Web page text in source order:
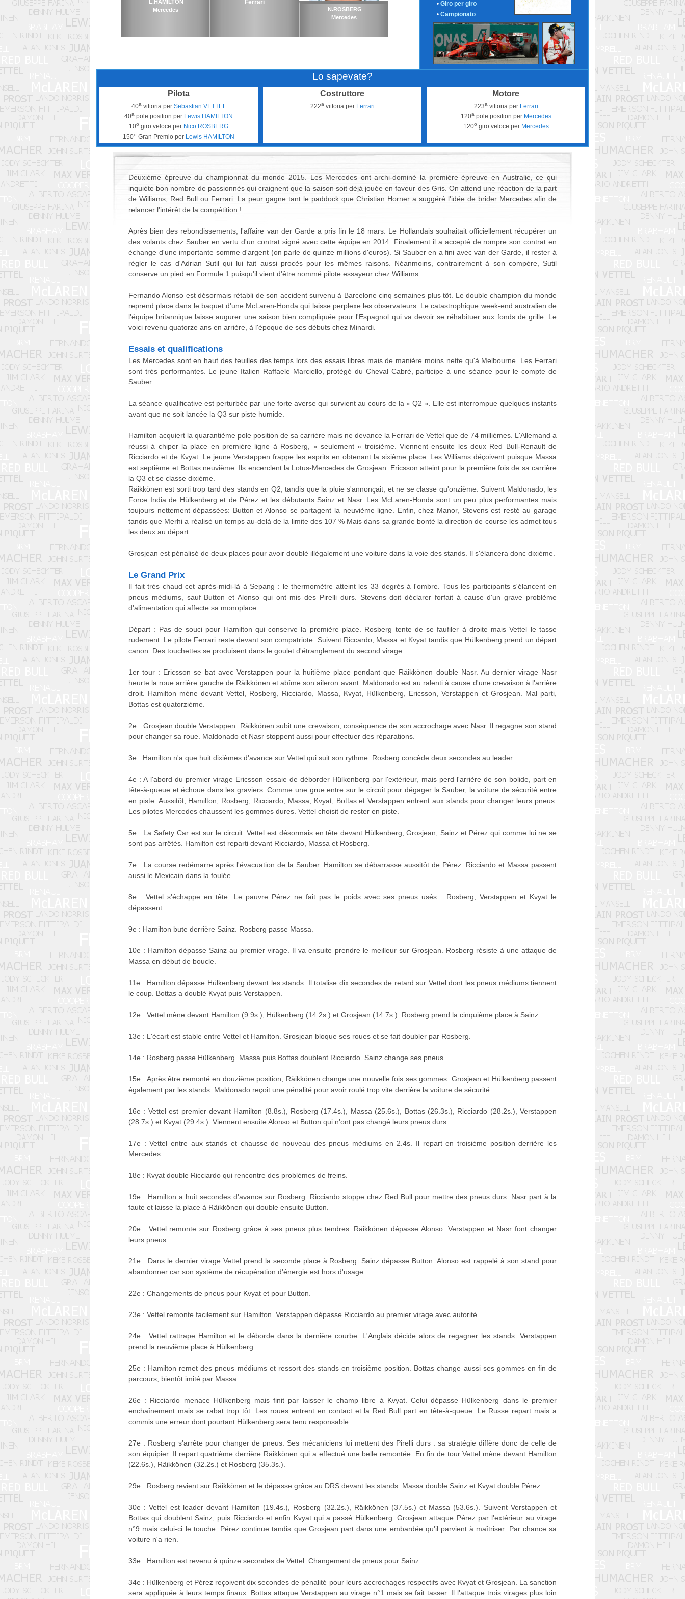
L.HAMILTON
Mercedes
Ferrari
N.ROSBERG
Mercedes
• Giro per giro
• Campionato
Lo sapevate?
Pilota
40avittoria per Sebastian VETTEL
40a pole position per Lewis HAMILTON
10o giro veloce per Nico ROSBERG
150o Gran Premio per Lewis HAMILTON
Costruttore
222avittoria per Ferrari
Motore
223avittoria per Ferrari
120apole position per Mercedes
120o giro veloce per Mercedes
Deuxième épreuve du championnat du monde 2015. Les Mercedes ont archi-dominé la première épreuve en Australie, ce qui
inquiète bon nombre de passionnés qui craignent que la saison soit déjà jouée en faveur des Gris. On attend une réaction de la part
de Williams, Red Bull ou Ferrari. La peur gagne tant le paddock que Christian Horner a suggéré l'idée de brider Mercedes afin de
relancer l'intérêt de la compétition !
Après bien des rebondissements, l'affaire van der Garde a pris fin le 18 mars. Le Hollandais souhaitait officiellement récupérer un
des volants chez Sauber en vertu d'un contrat signé avec cette équipe en 2014. Finalement il a accepté de rompre son contrat en
échange d'une importante somme d'argent (on parle de quinze millions d'euros). Si Sauber en a fini avec van der Garde, il rester à
régler le cas d'Adrian Sutil qui lui fait aussi procès pour les mêmes raisons. Néanmoins, contrairement à son compère, Sutil
conserve un pied en Formule 1 puisqu'il vient d'être nommé pilote essayeur chez Williams.
Fernando Alonso est désormais rétabli de son accident survenu à Barcelone cinq semaines plus tôt. Le double champion du monde
reprend place dans le baquet d'une McLaren-Honda qui laisse perplexe les observateurs. Le catastrophique week-end australien de
l'équipe britannique laisse augurer une saison bien compliquée pour l'Espagnol qui va devoir se réhabituer aux fonds de grille. Le
voici revenu quatorze ans en arrière, à l'époque de ses débuts chez Minardi.
Essais et qualifications
Les Mercedes sont en haut des feuilles des temps lors des essais libres mais de manière moins nette qu'à Melbourne. Les Ferrari
sont très performantes. Le jeune Italien Raffaele Marciello, protégé du Cheval Cabré, participe à une séance pour le compte de
Sauber.
La séance qualificative est perturbée par une forte averse qui survient au cours de la « Q2 ». Elle est interrompue quelques instants
avant que ne soit lancée la Q3 sur piste humide.
Hamilton acquiert la quarantième pole position de sa carrière mais ne devance la Ferrari de Vettel que de 74 millièmes. L'Allemand a
réussi à chiper la place en première ligne à Rosberg, « seulement » troisième. Viennent ensuite les deux Red Bull-Renault de
Ricciardo et de Kvyat. Le jeune Verstappen frappe les esprits en obtenant la sixième place. Les Williams déçoivent puisque Massa
est septième et Bottas neuvième. Ils encerclent la Lotus-Mercedes de Grosjean. Ericsson atteint pour la première fois de sa carrière
la Q3 et se classe dixième.
Räikkönen est sorti trop tard des stands en Q2, tandis que la pluie s'annonçait, et ne se classe qu'onzième. Suivent Maldonado, les
Force India de Hülkenberg et de Pérez et les débutants Sainz et Nasr. Les McLaren-Honda sont un peu plus performantes mais
toujours nettement dépassées: Button et Alonso se partagent la neuvième ligne. Enfin, chez Manor, Stevens est resté au garage
tandis que Merhi a réalisé un temps au-delà de la limite des 107 % Mais dans sa grande bonté la direction de course les admet tous
les deux au départ.
Grosjean est pénalisé de deux places pour avoir doublé illégalement une voiture dans la voie des stands. Il s'élancera donc dixième.
Le Grand Prix
Il fait très chaud cet après-midi-là à Sepang : le thermomètre atteint les 33 degrés à l'ombre. Tous les participants s'élancent en
pneus médiums, sauf Button et Alonso qui ont mis des Pirelli durs. Stevens doit déclarer forfait à cause d'un grave problème
d'alimentation qui affecte sa monoplace.
Départ : Pas de souci pour Hamilton qui conserve la première place. Rosberg tente de se faufiler à droite mais Vettel le tasse
rudement. Le pilote Ferrari reste devant son compatriote. Suivent Riccardo, Massa et Kvyat tandis que Hülkenberg prend un départ
canon. Des touchettes se produisent dans le goulet d'étranglement du second virage.
1er tour : Ericsson se bat avec Verstappen pour la huitième place pendant que Räikkönen double Nasr. Au dernier virage Nasr
heurte la roue arrière gauche de Räikkönen et abîme son aileron avant. Maldonado est au ralenti à cause d'une crevaison à l'arrière
droit. Hamilton mène devant Vettel, Rosberg, Ricciardo, Massa, Kvyat, Hülkenberg, Ericsson, Verstappen et Grosjean. Mal parti,
Bottas est quatorzième.
2e : Grosjean double Verstappen. Räikkönen subit une crevaison, conséquence de son accrochage avec Nasr. Il regagne son stand
pour changer sa roue. Maldonado et Nasr stoppent aussi pour effectuer des réparations.
3e : Hamilton n'a que huit dixièmes d'avance sur Vettel qui suit son rythme. Rosberg concède deux secondes au leader.
4e : A l'abord du premier virage Ericsson essaie de déborder Hülkenberg par l'extérieur, mais perd l'arrière de son bolide, part en
tête-à-queue et échoue dans les graviers. Comme une grue entre sur le circuit pour dégager la Sauber, la voiture de sécurité entre
en piste. Aussitôt, Hamilton, Rosberg, Ricciardo, Massa, Kvyat, Bottas et Verstappen entrent aux stands pour changer leurs pneus.
Les pilotes Mercedes chaussent les gommes dures. Vettel choisit de rester en piste.
5e : La Safety Car est sur le circuit. Vettel est désormais en tête devant Hülkenberg, Grosjean, Sainz et Pérez qui comme lui ne se
sont pas arrêtés. Hamilton est reparti devant Ricciardo, Massa et Rosberg.
7e : La course redémarre après l'évacuation de la Sauber. Hamilton se débarrasse aussitôt de Pérez. Ricciardo et Massa passent
aussi le Mexicain dans la foulée.
8e : Vettel s'échappe en tête. Le pauvre Pérez ne fait pas le poids avec ses pneus usés : Rosberg, Verstappen et Kvyat le
dépassent.
9e : Hamilton bute derrière Sainz. Rosberg passe Massa.
10e : Hamilton dépasse Sainz au premier virage. Il va ensuite prendre le meilleur sur Grosjean. Rosberg résiste à une attaque de
Massa en début de boucle.
11e : Hamilton dépasse Hülkenberg devant les stands. Il totalise dix secondes de retard sur Vettel dont les pneus médiums tiennent
le coup. Bottas a doublé Kvyat puis Verstappen.
12e : Vettel mène devant Hamilton (9.9s.), Hülkenberg (14.2s.) et Grosjean (14.7s.). Rosberg prend la cinquième place à Sainz.
13e : L'écart est stable entre Vettel et Hamilton. Grosjean bloque ses roues et se fait doubler par Rosberg.
14e : Rosberg passe Hülkenberg. Massa puis Bottas doublent Ricciardo. Sainz change ses pneus.
15e : Après être remonté en douzième position, Räikkönen change une nouvelle fois ses gommes. Grosjean et Hülkenberg passent
également par les stands. Maldonado reçoit une pénalité pour avoir roulé trop vite derrière la voiture de sécurité.
16e : Vettel est premier devant Hamilton (8.8s.), Rosberg (17.4s.), Massa (25.6s.), Bottas (26.3s.), Ricciardo (28.2s.), Verstappen
(28.7s.) et Kvyat (29.4s.). Viennent ensuite Alonso et Button qui n'ont pas changé leurs pneus durs.
17e : Vettel entre aux stands et chausse de nouveau des pneus médiums en 2.4s. Il repart en troisième position derrière les
Mercedes.
18e : Kvyat double Ricciardo qui rencontre des problèmes de freins.
19e : Hamilton a huit secondes d'avance sur Rosberg. Ricciardo stoppe chez Red Bull pour mettre des pneus durs. Nasr part à la
faute et laisse la place à Räikkönen qui double ensuite Button.
20e : Vettel remonte sur Rosberg grâce à ses pneus plus tendres. Räikkönen dépasse Alonso. Verstappen et Nasr font changer
leurs pneus.
21e : Dans le dernier virage Vettel prend la seconde place à Rosberg. Sainz dépasse Button. Alonso est rappelé à son stand pour
abandonner car son système de récupération d'énergie est hors d'usage.
22e : Changements de pneus pour Kvyat et pour Button.
23e : Vettel remonte facilement sur Hamilton. Verstappen dépasse Ricciardo au premier virage avec autorité.
24e : Vettel rattrape Hamilton et le déborde dans la dernière courbe. L'Anglais décide alors de regagner les stands. Verstappen
prend la neuvième place à Hülkenberg.
25e : Hamilton remet des pneus médiums et ressort des stands en troisième position. Bottas change aussi ses gommes en fin de
parcours, bientôt imité par Massa.
26e : Ricciardo menace Hülkenberg mais finit par laisser le champ libre à Kvyat. Celui dépasse Hülkenberg dans le premier
enchaînement mais se rabat trop tôt. Les roues entrent en contact et la Red Bull part en tête-à-queue. Le Russe repart mais a
commis une erreur dont pourtant Hülkenberg sera tenu responsable.
27e : Rosberg s'arrête pour changer de pneus. Ses mécaniciens lui mettent des Pirelli durs : sa stratégie diffère donc de celle de
son équipier. Il repart quatrième derrière Räikkönen qui a effectué une belle remontée. En fin de tour Vettel mène devant Hamilton
(22.6s.), Räikkönen (32.2s.) et Rosberg (35.3s.).
29e : Rosberg revient sur Räikkönen et le dépasse grâce au DRS devant les stands. Massa double Sainz et Kvyat double Pérez.
30e : Vettel est leader devant Hamilton (19.4s.), Rosberg (32.2s.), Räikkönen (37.5s.) et Massa (53.6s.). Suivent Verstappen et
Bottas qui doublent Sainz, puis Ricciardo et enfin Kvyat qui a passé Hülkenberg. Grosjean attaque Pérez par l'extérieur au virage
n°9 mais celui-ci le touche. Pérez continue tandis que Grosjean part dans une embardée qu'il parvient à maîtriser. Par chance sa
voiture n'a rien.
33e : Hamilton est revenu à quinze secondes de Vettel. Changement de pneus pour Sainz.
34e : Hülkenberg et Pérez reçoivent dix secondes de pénalité pour leurs accrochages respectifs avec Kvyat et Grosjean. La sanction
sera appliquée à leurs temps finaux. Bottas attaque Verstappen au virage n°1 mais se fait tasser. Il l'attaque trois virages plus loin